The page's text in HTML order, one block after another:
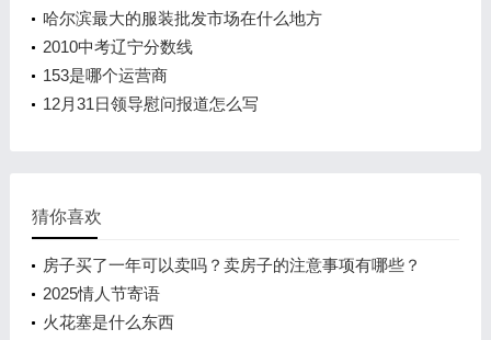
哈尔滨最大的服装批发市场在什么地方
2010中考辽宁分数线
153是哪个运营商
12月31日领导慰问报道怎么写
猜你喜欢
房子买了一年可以卖吗？卖房子的注意事项有哪些？
2025情人节寄语
火花塞是什么东西